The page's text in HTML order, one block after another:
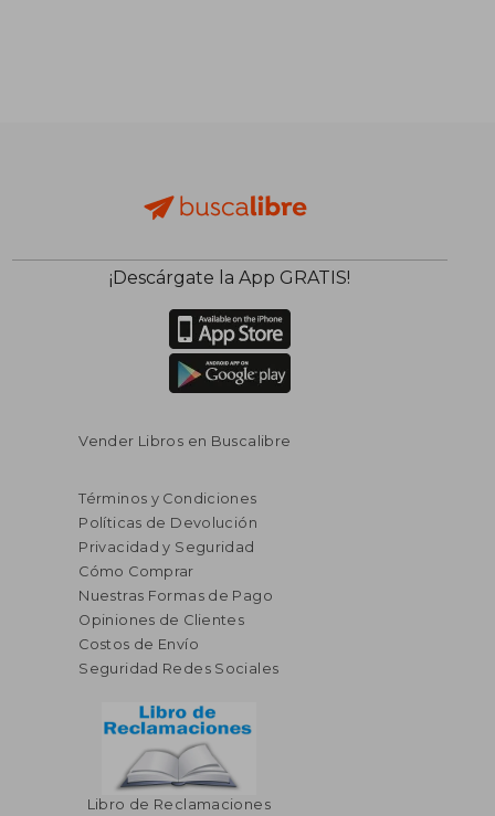
$ 44.64
$ 26.78
¡Descárgate la App GRATIS!
Vender Libros en Buscalibre
Términos y Condiciones
Políticas de Devolución
Privacidad y Seguridad
Cómo Comprar
Nuestras Formas de Pago
Opiniones de Clientes
Costos de Envío
Seguridad Redes Sociales
Libro de Reclamaciones